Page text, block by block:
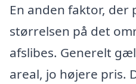
En anden faktor, der
størrelsen på det
afslibes. Generelt
areal, jo højere pris.